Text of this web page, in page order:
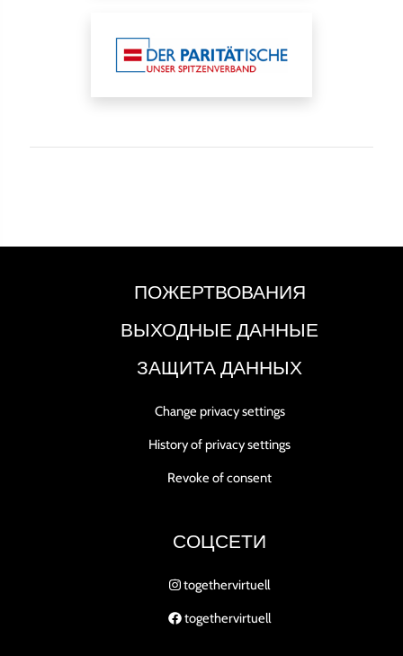
ПОЖЕРТВОВАНИЯ
ВЫХОДНЫЕ ДАННЫЕ
ЗАЩИТА ДАННЫХ
Change privacy settings
History of privacy settings
Revoke of consent
СОЦСЕТИ
togethervirtuell
togethervirtuell